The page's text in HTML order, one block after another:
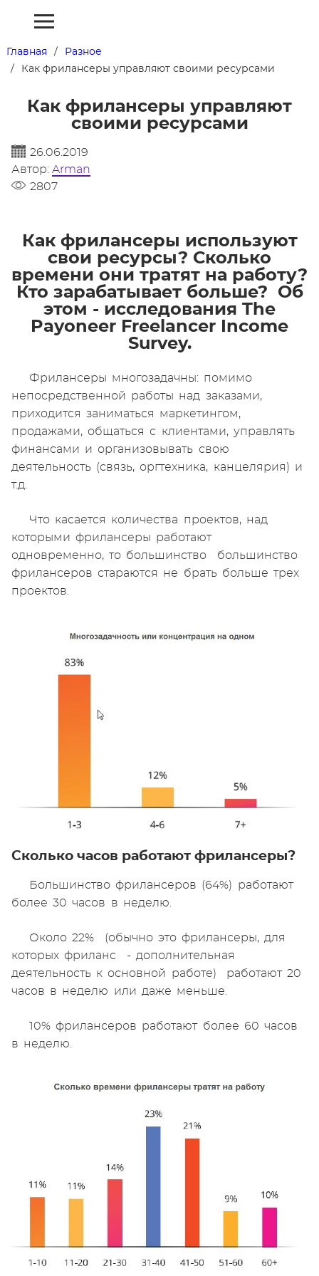
Главная
Разное
Как фрилансеры управляют своими ресурсами
Как фрилансеры управляют
своими ресурсами
26.06.2019
Автор: Arman
2807
Как фрилансеры используют
свои ресурсы? Сколько
времени они тратят на работу?
Кто зарабатывает больше? Об
этом - исследования The
Payoneer Freelancer Income
Survey.
Фрилансеры многозадачны: помимо
непосредственной работы над заказами,
приходится заниматься маркетингом,
продажами, общаться с клиентами, управлять
финансами и организовывать свою
деятельность (связь, оргтехника, канцелярия) и
т.д.
Что касается количества проектов, над
которыми фрилансеры работают
одновременно, то большинство большинство
фрилансеров стараются не брать больше трех
проектов.
Сколько часов работают фрилансеры?
Большинство фрилансеров (64%) работают
более 30 часов в неделю.
Около 22% (обычно это фрилансеры, для
которых фриланс - дополнительная
деятельность к основной работе) работают 20
часов в неделю или даже меньше.
10% фрилансеров работают более 60 часов
в неделю.